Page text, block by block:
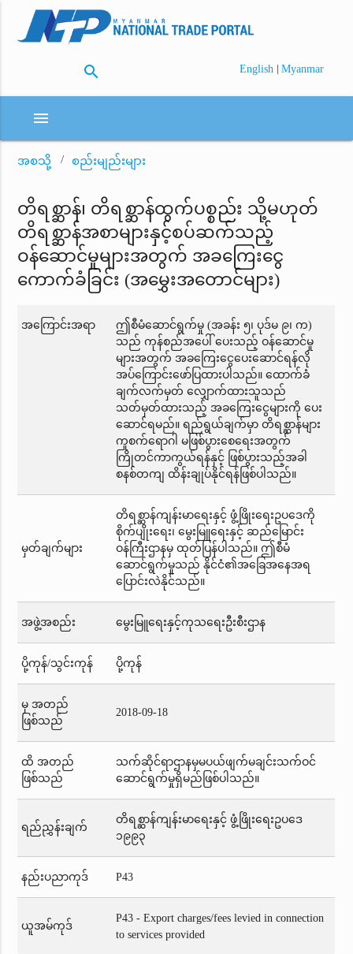
search English | Myanmar
menu
အစသို့ စည်းမျည်းများ
တိရစ္ဆာန်၊ တိရစ္ဆာန်ထွက်ပစ္စည်း သို့မဟုတ်
တိရစ္ဆာန်အစာများနှင့်စပ်ဆက်သည့်
ဝန်ဆောင်မှုများအတွက် အခကြေးငွေ
ကောက်ခံခြင်း (အမွှေးအတောင်များ)
အကြောင်းအရာ
ဤစီမံဆောင်ရွက်မှု (အခန်း ၅၊ ပုဒ်မ ၉၊ က)
သည် ကုန်စည်အပေါ် ပေးသည့် ဝန်ဆောင်မှု
များအတွက် အခကြေးငွေပေးဆောင်ရန်လို
အပ်ကြောင်းဖော်ပြထားပါသည်။ ထောက်ခံ
ချက်လက်မှတ် လျှောက်ထားသူသည်
သတ်မှတ်ထားသည့် အခကြေးငွေများကို ပေး
ဆောင်ရမည်။ ရည်ရွယ်ချက်မှာ တိရစ္ဆာန်များ
ကူစက်ရောဂါ မဖြစ်ပွားစေရေးအတွက်
ကြိုတင်ကာကွယ်ရန်နှင့် ဖြစ်ပွားသည့်အခါ
စနစ်တကျ ထိန်းချုပ်နိုင်ရန်ဖြစ်ပါသည်။
မှတ်ချက်များ
တိရစ္ဆာန်ကျန်းမာရေးနှင့် ဖွံ့ဖြိုးရေးဥပဒေကို
စိုက်ပျိုးရေး၊ မွေးမြူရေးနှင့် ဆည်မြောင်း
ဝန်ကြီးဌာနမှ ထုတ်ပြန်ပါသည်။ ဤစီမံ
ဆောင်ရွက်မှုသည် နိုင်ငံ၏အခြေအနေအရ
ပြောင်းလဲနိုင်သည်။
အဖွဲ့အစည်း မွေးမြူရေးနှင့်ကုသရေးဦးစီးဌာန
ပို့ကုန်/သွင်းကုန် ပို့ကုန်
မှ အတည်
ဖြစ်သည်
2018-09-18
ထိ အတည်
ဖြစ်သည်
သက်ဆိုင်ရာဌာနမှမပယ်ဖျက်မချင်းသက်ဝင်
ဆောင်ရွက်မှုရှိမည်ဖြစ်ပါသည်။
ရည်ညွှန်းချက်
တိရစ္ဆာန်ကျန်းမာရေးနှင့် ဖွံ့ဖြိုးရေးဥပဒေ
၁၉၉၃
နည်းပညာကုဒ် P43
ယူအမ်ကုဒ်
P43 - Export charges/fees levied in connection
to services provided